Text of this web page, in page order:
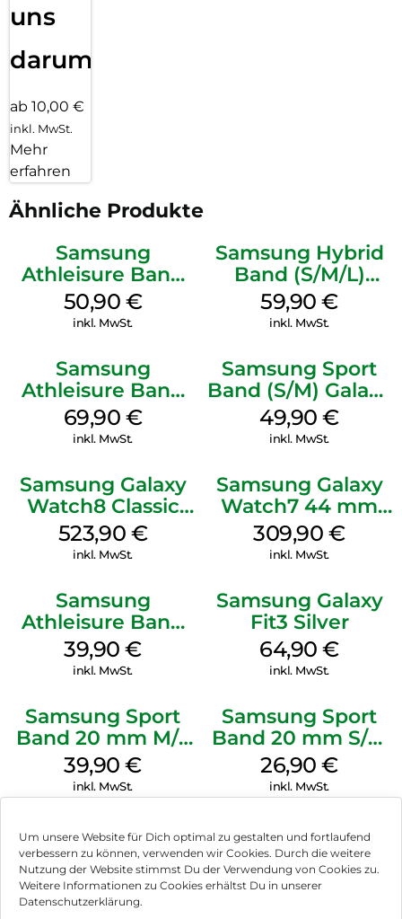
Um unsere Website für Dich optimal zu gestalten und fortlaufend
verbessern zu können, verwenden wir Cookies. Durch die weitere
Nutzung der Website stimmst Du der Verwendung von Cookies zu.
Weitere Informationen zu Cookies erhältst Du in unserer
Datenschutzerklärung.
uns
darum!
ab 10,00 €
inkl. MwSt.
Mehr
erfahren
Ähnliche Produkte
Samsung
Athleisure Band
(M/L) Galaxy
Watch8/Watch8
50,90 €
inkl. MwSt.
Samsung Hybrid
Band (S/M/L)
Galaxy
Watch8/Watch8
59,90€
inkl. MwSt.
Samsung
Athleisure Band
(M/L) Galaxy
Watch8/Watch8
69,90 €
inkl. MwSt.
Samsung Sport
Band (S/M) Galaxy
Watch8/Watch8
Classic White
49,90€
inkl. MwSt.
Samsung Galaxy
Watch8 Classic
White
523,90 €
inkl. MwSt.
Samsung Galaxy
Watch7 44 mm
Green
309,90€
inkl. MwSt.
Samsung
Athleisure Band
M/L Galaxy
Watch7 Silver
39,90€
inkl. MwSt.
Samsung Galaxy
Fit3 Silver
64,90€
inkl. MwSt.
Samsung Sport
Band 20 mm M/L
Galaxy Watch4
Serie Graphite
39,90€
inkl. MwSt.
Samsung Sport
Band 20 mm S/M
Galaxy Watch4
Serie Graphite
26,90€
inkl. MwSt.
Impressum